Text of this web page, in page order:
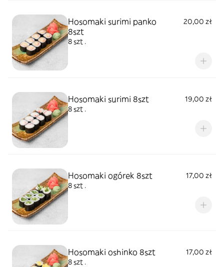
Hosomaki surimi panko
8szt
20,00 zł
8 szt .
Hosomaki surimi 8szt
19,00 zł
8 szt .
Hosomaki ogórek 8szt
17,00 zł
8 szt .
Hosomaki oshinko 8szt
17,00 zł
8 szt .